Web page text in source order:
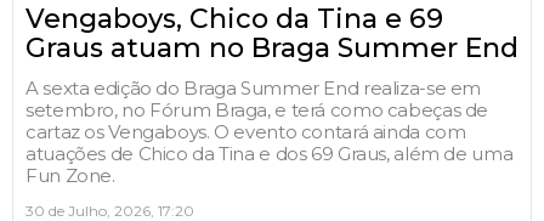
Vengaboys, Chico da Tina e 69
Graus atuam no Braga Summer End
A sexta edição do Braga Summer End realiza-se em
setembro, no Fórum Braga, e terá como cabeças de
cartaz os Vengaboys. O evento contará ainda com
atuações de Chico da Tina e dos 69 Graus, além de uma
Fun Zone.
30 de Julho, 2026, 17:20